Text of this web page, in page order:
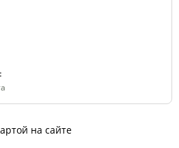
на сайте